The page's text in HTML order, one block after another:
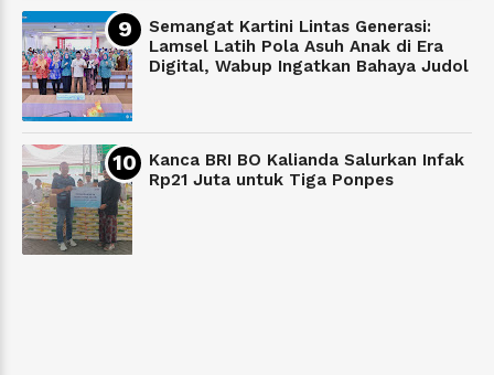
Semangat Kartini Lintas Generasi:
Lamsel Latih Pola Asuh Anak di Era
Digital, Wabup Ingatkan Bahaya Judol
Kanca BRI BO Kalianda Salurkan Infak
Rp21 Juta untuk Tiga Ponpes